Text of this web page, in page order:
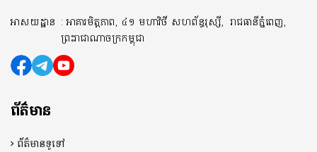
អាសយដ្ឋាន : អាគារមិត្តភាព, ៤១ មហាវិថី សហព័ន្ធរុស្សី, រាជធានីភ្នំពេញ,
ព្រះរាជាណាចក្រកម្ពុជា
ព័ត៌មាន
ព័ត៌មានទូទៅ